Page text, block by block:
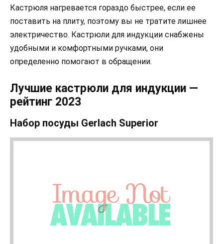
Кастрюля нагревается гораздо быстрее, если ее
поставить на плиту, поэтому вы не тратите лишнее
электричество. Кастрюли для индукции снабжены
удобными и комфортными ручками, они
определенно помогают в обращении.
Лучшие кастрюли для индукции —
рейтинг 2023
Набор посуды Gerlach Superior